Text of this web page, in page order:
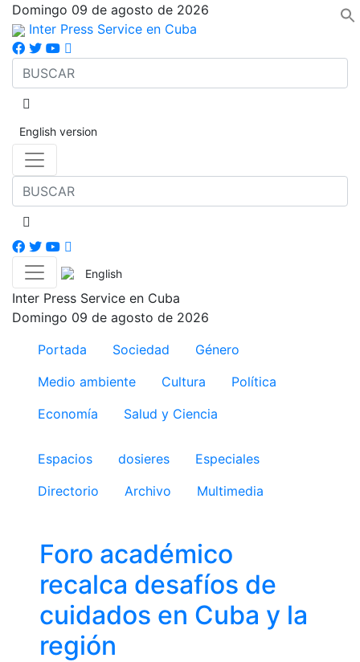
Domingo 09 de agosto de 2026
Inter Press Service en Cuba
English version
English
Inter Press Service en Cuba
Domingo 09 de agosto de 2026
Portada
Sociedad
Género
Medio ambiente
Cultura
Política
Economía
Salud y Ciencia
Espacios dosieres
Especiales
Directorio
Archivo Multimedia
Foro académico
recalca desafíos de
cuidados en Cuba y la
región